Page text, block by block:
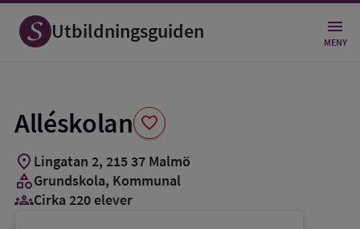
Utbildningsguiden MENY
Alléskolan favorite
Spara
som
favorit
location_on Lingatan 2, 215 37 Malmö
categoryGrundskola, Kommunal
groups_3Cirka 220 elever